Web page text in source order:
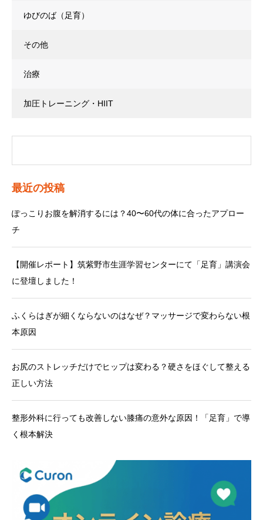
ゆびのば（足育）
その他
治療
加圧トレーニング・HIIT
最近の投稿
ぽっこりお腹を解消するには？40〜60代の体に合ったアプロー
チ
【開催レポート】筑紫野市生涯学習センターにて「足育」講演会
に登壇しました！
ふくらはぎが細くならないのはなぜ？マッサージで変わらない根
本原因
お尻のストレッチだけでヒップは変わる？硬さをほぐして整える
正しい方法
整形外科に行っても改善しない膝痛の意外な原因！「足育」で導
く根本解決